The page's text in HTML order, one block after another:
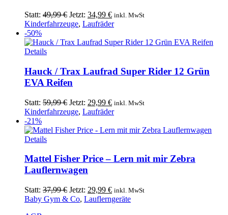
Statt: 49,99€ Ursprünglicher
Preis
49,99 €
Jetzt: 34,99 €Aktueller
Preis
34,99 €.
inkl. MwSt
Kinderfahrzeuge, Laufräder
-50%
Details
Hauck / Trax Laufrad Super Rider 12 Grün
EVA Reifen
Statt: 59,99€ Ursprünglicher
Preis
59,99 €
Jetzt: 29,99 €Aktueller
Preis
29,99 €.
inkl. MwSt
Kinderfahrzeuge, Laufräder
-21%
Details
Mattel Fisher Price – Lern mit mir Zebra
Lauflernwagen
Statt: 37,99€ Ursprünglicher
Preis
Jetzt: 29,99 €Aktueller
Preis
inkl. MwSt
Baby Gym & Co, Lauflerngeräte